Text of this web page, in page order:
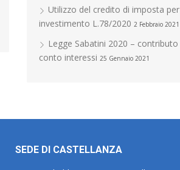
Utilizzo del credito di imposta per
investimento L.78/2020 2 Febbraio 2021
Legge Sabatini 2020 – contributo
conto interessi 25 Gennaio 2021
SEDE DI CASTELLANZA